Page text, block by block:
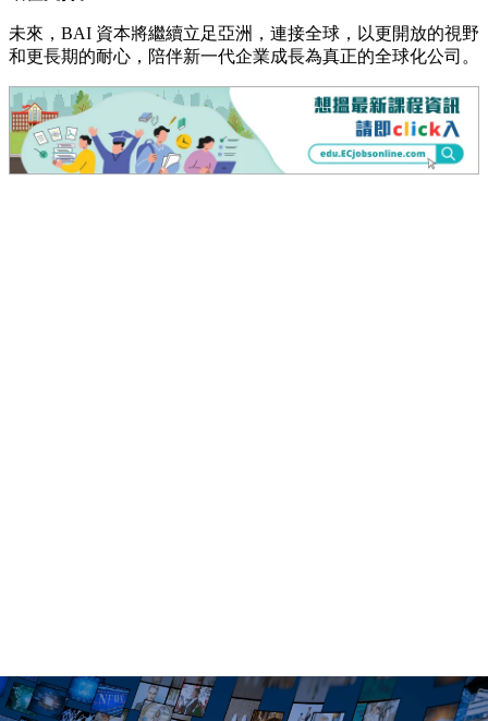
未來，BAI 資本將繼續立足亞洲，連接全球，以更開放的視野
和更長期的耐心，陪伴新一代企業成長為真正的全球化公司。